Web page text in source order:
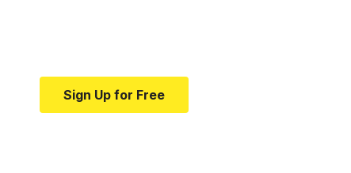
Sign Up for Free